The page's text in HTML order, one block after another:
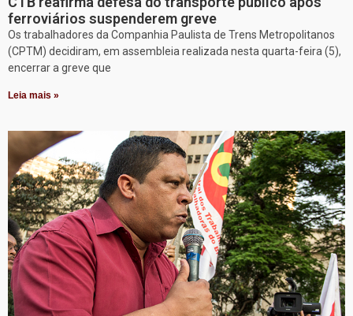
ferroviários suspenderem greve
Os trabalhadores da Companhia Paulista de Trens Metropolitanos
(CPTM) decidiram, em assembleia realizada nesta quarta-feira (5),
encerrar a greve que
Leia mais »